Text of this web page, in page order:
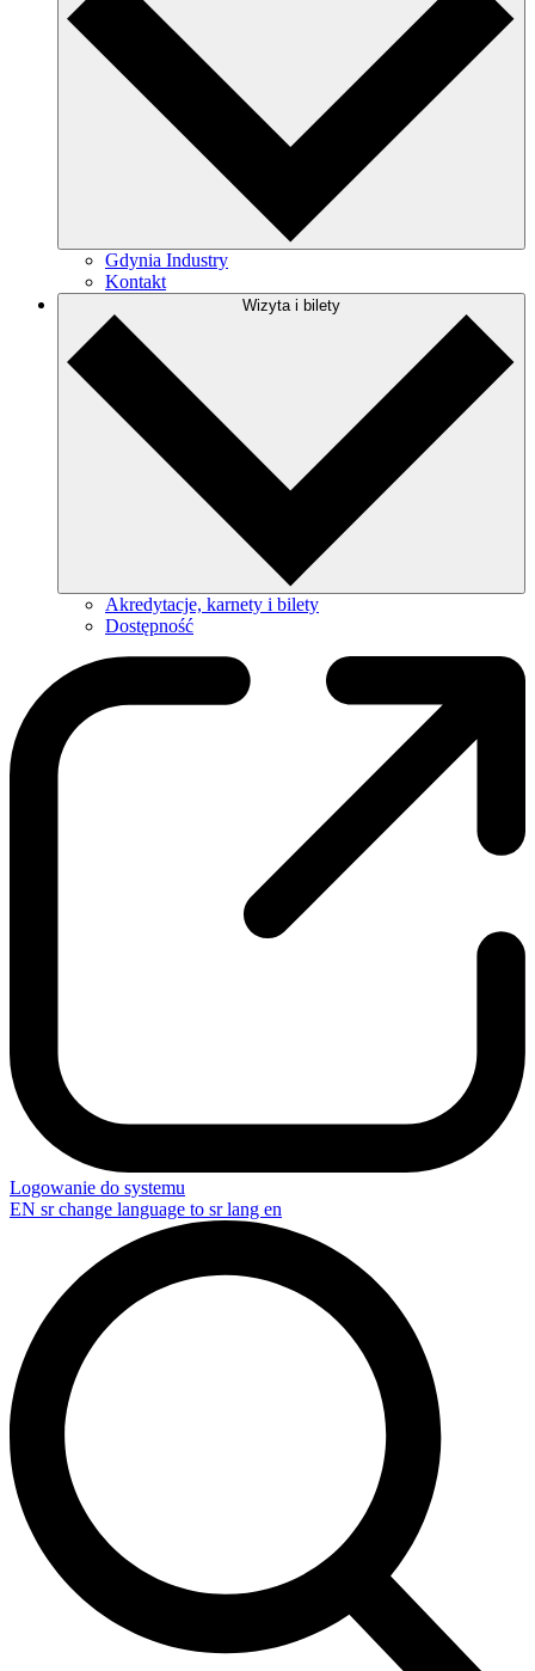
Gdynia Industry
Kontakt
Wizyta i bilety
Akredytacje, karnety i bilety
Dostępność
Logowanie do systemu
EN sr change language to sr lang en